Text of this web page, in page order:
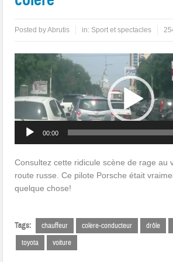
Posted byAbrutis in: Sport et spectacles
Lecteur
vidéo
00:00
Consultez cette ridicule scène de rage au
route russe. Ce pilote Porsche était
quelque chose!
Tags: chauffeur colère-conducteur drôle
toyota
voiture